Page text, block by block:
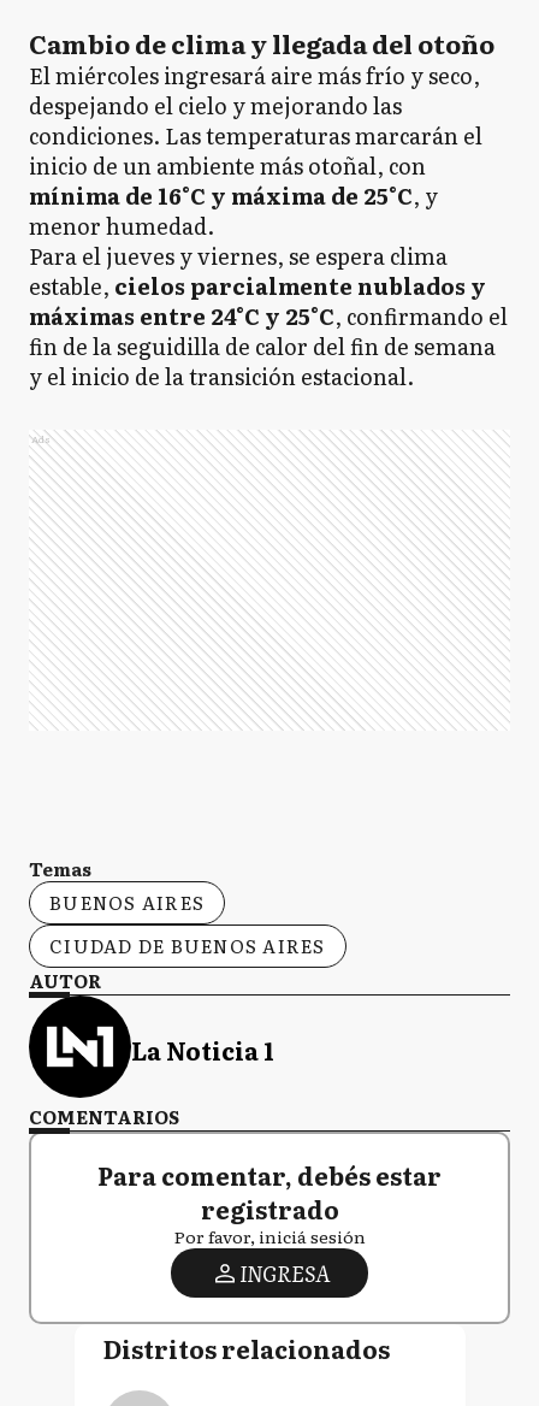
Cambio de clima y llegada del otoño
El miércoles ingresará aire más frío y seco,
despejando el cielo y mejorando las
condiciones. Las temperaturas marcarán el
inicio de un ambiente más otoñal, con
mínima de 16°C y máxima de 25°C, y
menor humedad.
Para el jueves y viernes, se espera clima
estable, cielos parcialmente nublados y
máximas entre 24°C y 25°C, confirmando el
fin de la seguidilla de calor del fin de semana
y el inicio de la transición estacional.
Ads
Temas
BUENOS AIRES
CIUDAD DE BUENOS AIRES
AUTOR
La Noticia 1
COMENTARIOS
Para comentar, debés estar
registrado
Por favor, iniciá sesión
INGRESA
Distritos relacionados